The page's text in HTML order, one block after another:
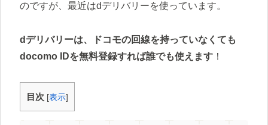
のですが、最近はdデリバリーを使っています。
dデリバリーは、ドコモの回線を持っていなくても
docomo IDを無料登録すれば誰でも使えます ！
目次 [表示]